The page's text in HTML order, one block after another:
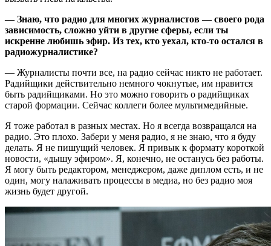
— Знаю, что радио для многих журналистов — своего рода
зависимость, сложно уйти в другие сферы, если ты
искренне любишь эфир. Из тех, кто уехал, кто-то остался в
радиожурналистике?
— Журналисты почти все, на радио сейчас никто не работает.
Радийщики действительно немного чокнутые, им нравится
быть радийщиками. Но это можно говорить о радийщиках
старой формации. Сейчас коллеги более мультимедийные.
Я тоже работал в разных местах. Но я всегда возвращался на
радио. Это плохо. Забери у меня радио, я не знаю, что я буду
делать. Я не пишущий человек. Я привык к формату короткой
новости, «дышу эфиром». Я, конечно, не останусь без работы.
Я могу быть редактором, менеджером, даже диплом есть, и не
один, могу налаживать процессы в медиа, но без радио моя
жизнь будет другой.